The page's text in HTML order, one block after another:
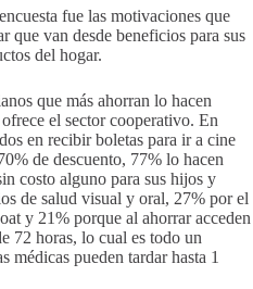
fue las motivaciones que
que van desde beneficios para sus
del hogar.
que más ahorran lo hacen
el sector cooperativo. En
en recibir boletas para ir a cine
de descuento, 77% lo hacen
costo alguno para sus hijos y
de salud visual y oral, 27% por el
y 21% porque al ahorrar acceden
72 horas, lo cual es todo un
médicas pueden tardar hasta 1